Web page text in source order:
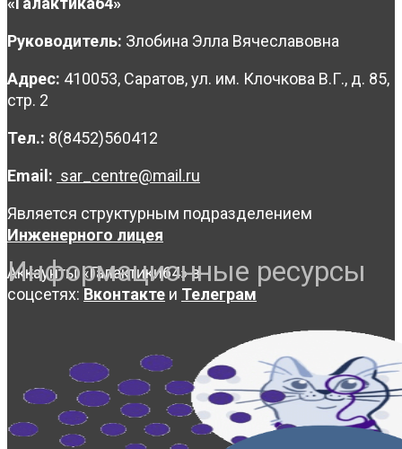
Руководитель: Злобина Элла Вячеславовна
Адрес: 410053, Саратов, ул. им. Клочкова В.Г., д. 85,
стр. 2
Тел.: 8(8452)560412
Email: sar_centre@mail.ru
Является структурным подразделением
Инженерного лицея
Аккаунты «Галактики64» в
соцсетях: Вконтакте и Телеграм
Информационные ресурсы